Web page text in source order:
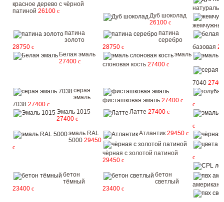
красное дерево с чёрной
патиной 26100 c
Дуб шоколад
26100 c
патина
золото
28750 c
патина
серебро
28750 c базовая
Белая эмаль
27400 c
эмаль
слоновая кость 27400 c
7040
серая
эмаль
7038 27400 c
фисташковая эмаль 27400 c
c
Эмаль 1015
27400 c
Латте 27400 c
c
эмаль RAL
5000 29450
c
Атлантик 29450 c
чёрная с золотой патиной
29450 c c
бетон
тёмный
23400 c
бетон
светлый
23400 c